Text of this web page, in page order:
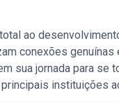
ao
conexões
sua jornada para se
instituições